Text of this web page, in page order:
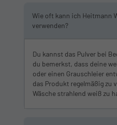
Wie oft kann ich Heitmann
verwenden?
Du kannst das Pulver bei
du bemerkst, dass deine
oder einen Grauschleier
das Produkt regelmäßig zu
Wäsche strahlend weiß zu